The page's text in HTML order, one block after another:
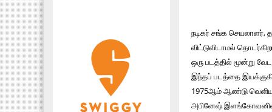
நடிகர் சங்க செயலாளர்,
விட்டுவிடாமல்
ஒரு படத்தில் மூன்று
இந்தப் படத்தை
1975ஆம் ஆண்டு
அபினேஷ் இளங்கோவனின்